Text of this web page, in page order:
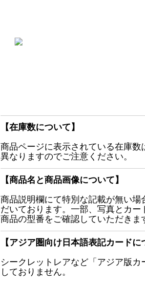
【在庫数について】
商品ページに表示されている在庫
異なりますのでご注意ください。
【商品名と商品画像について】
商品説明欄にて特別な記載が無い
だいております。一部、写真とカ
商品の型番をご確認していただきま
【アジア圏向け日本語表記カードに
シークレットレアなど「アジア版
しておりません。